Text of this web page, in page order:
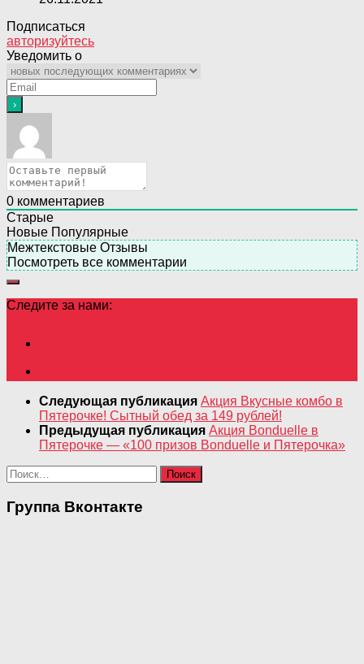
Подписаться
авторизуйтесь
Уведомить о
0 комментариев
Старые
Новые Популярные
Межтекстовые Отзывы
Посмотреть все комментарии
Следите за нами:
Следующая публикация Акция Вкусные комбо в
Пятерочке! Сытный обед за 149 рублей!
Предыдущая публикация Акция Bonduelle в
Пятерочке — «100 призов Bonduelle и Пятерочка»
Найти:
Группа Вконтакте